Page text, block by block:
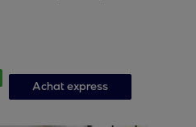
Achat express